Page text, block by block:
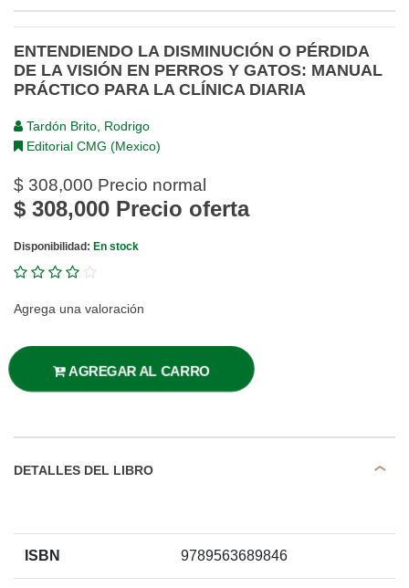
ENTENDIENDO LA DISMINUCIÓN O PÉRDIDA
DE LA VISIÓN EN PERROS Y GATOS: MANUAL
PRÁCTICO PARA LA CLÍNICA DIARIA
Tardón Brito, Rodrigo
Editorial CMG (Mexico)
$ 308,000 Precio normal
$ 308,000 Precio oferta
Disponibilidad: En stock
Agrega una valoración
AGREGAR AL CARRO
DETALLES DEL LIBRO
ISBN 9789563689846